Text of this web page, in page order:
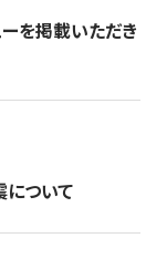
を掲載いただき
について